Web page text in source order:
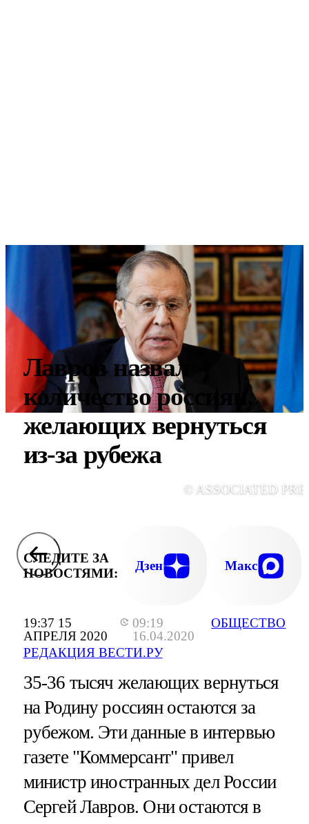
19:37 15
АПРЕЛЯ 2020
09:19
16.04.2020
РЕДАКЦИЯ ВЕСТИ.РУ
ОБЩЕСТВО
Лавров назвал
количество россиян,
желающих вернуться
из-за рубежа
© ASSOCIATED
СЛЕДИТЕ ЗА
НОВОСТЯМИ:
Дзен Макс
35-36 тысяч желающих вернуться
на Родину россиян остаются за
рубежом. Эти данные в интервью
газете "Коммерсант" привел
министр иностранных дел России
Сергей Лавров. Они остаются в